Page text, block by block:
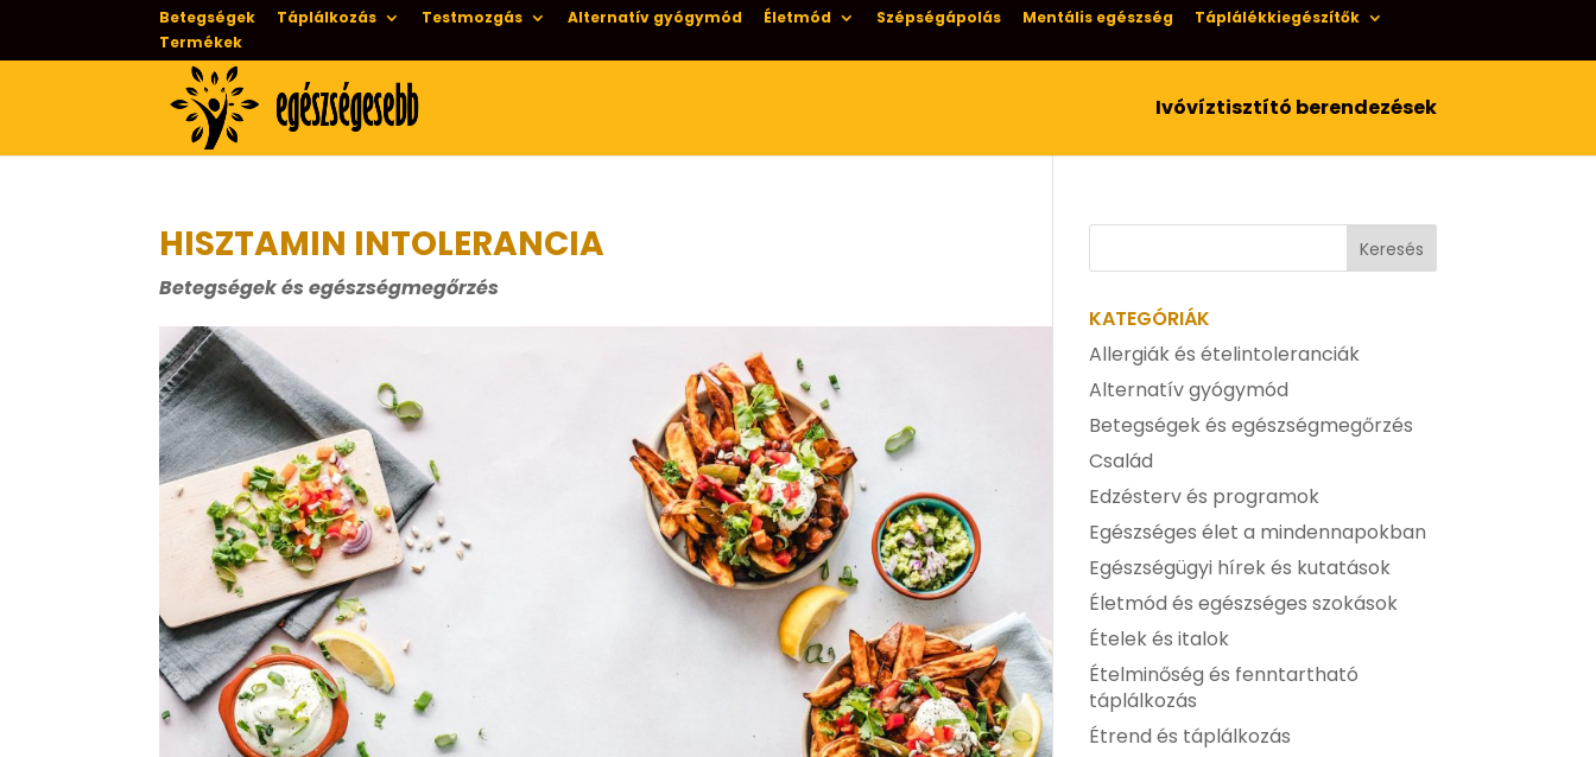
Betegségek Táplálkozás Testmozgás Alternatív gyógymód Életmód Szépségápolás Mentális egészség
Táplálékkiegészítők
Termékek
Ivóvíztisztító berendezések
HISZTAMIN INTOLERANCIA
Betegségek és egészségmegőrzés
KATEGÓRIÁK
Allergiák és ételintoleranciák
Alternatív gyógymód
Betegségek és egészségmegőrzés
Család
Edzésterv és programok
Egészséges élet a mindennapokban
Egészségügyi hírek és kutatások
Életmód és egészséges szokások
Ételek és italok
Ételminőség és fenntartható
táplálkozás
Étrend és táplálkozás